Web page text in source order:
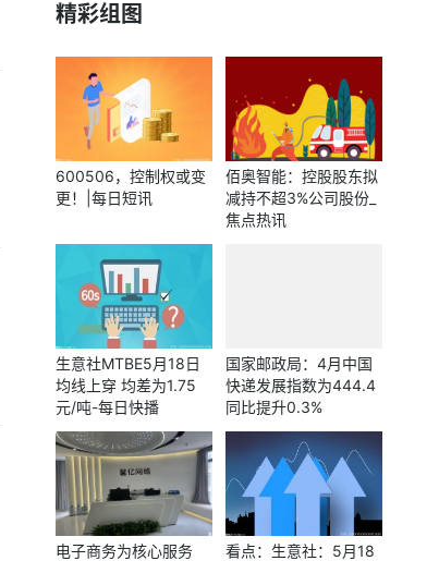
精彩组图
600506，控制权或变
更！|每日短讯
佰奥智能：控股股东拟
减持不超3%公司股份_
焦点热讯
生意社MTBE5月18日
均线上穿 均差为1.75
元/吨-每日快播
国家邮政局：4月中国
快递发展指数为444.4
同比提升0.3%
电子商务为核心服务
看点：生意社：5月18